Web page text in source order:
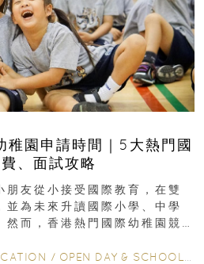
園申請時間｜5大熱門國
、面試攻略
朋友從小接受國際教育，在雙
並為未來升讀國際小學、中學
然而，香港熱門國際幼稚園競
/ OPEN DAY & SCHOOL EVENTS